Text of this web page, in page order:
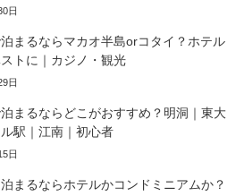
日
まるならマカオ半島orコタイ？ホテル
トに｜カジノ・観光
日
まるならどこがおすすめ？明洞｜東大
駅｜江南｜初心者
日
まるならホテルかコンドミニアムか？